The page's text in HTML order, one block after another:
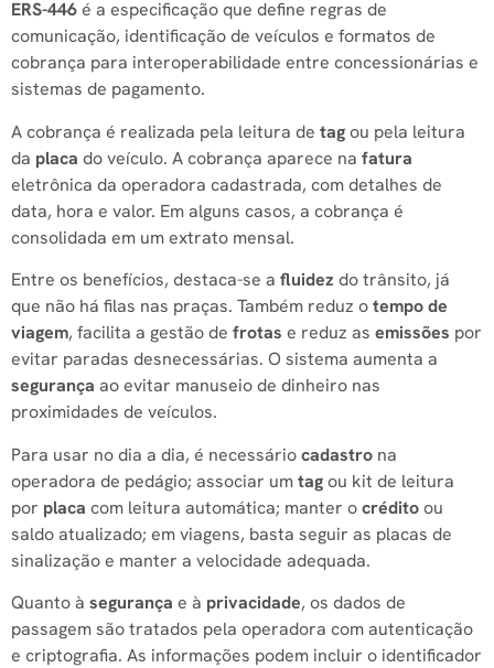
ERS-446é a especificação que define regras de
comunicação, identificação de veículos e formatos de
cobrança para interoperabilidade entre concessionárias e
sistemas de pagamento.
A cobrança é realizada pela leitura de tagou pela leitura
da placa do veículo. A cobrança aparece na fatura
eletrônica da operadora cadastrada, com detalhes de
data, hora e valor. Em alguns casos, a cobrança é
consolidada em um extrato mensal.
Entre os benefícios, destaca-se a fluidez do trânsito, já
que não há filas nas praças. Também reduz otempo de
viagem, facilita a gestão de frotas e reduz as emissões por
evitar paradas desnecessárias. O sistema aumenta a
segurança ao evitar manuseio de dinheiro nas
proximidades de veículos.
Para usar no dia a dia, é necessáriocadastro na
operadora de pedágio; associar umtagou kit de leitura
por placa com leitura automática; manter ocréditoou
saldo atualizado; em viagens, basta seguir as placas de
sinalização e manter a velocidade adequada.
Quanto à segurança e à privacidade, os dados de
passagem são tratados pela operadora com autenticação
e criptografia. As informações podem incluir o identificador